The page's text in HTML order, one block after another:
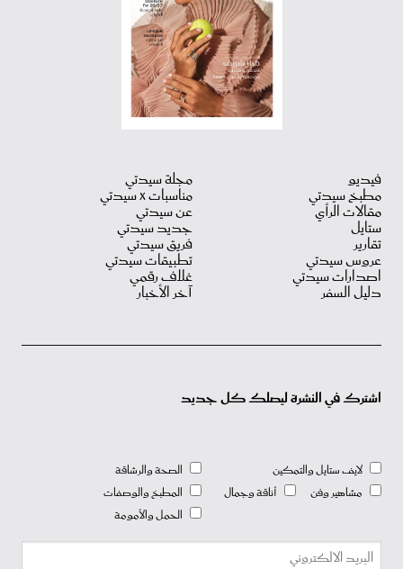
فيديو
مطبخ سيدتي
مقالات الرأي
ستايل
تقارير
عروس سيدتي
اصدارات سيدتي
دليل السفر
مجلة سيدتي
مناسبات X سيدتي
عن سيدتي
جديد سيدتي
فريق سيدتي
تطبيقات سيدتي
غلاف رقمي
آخر الأخبار
اشترك في النشرة ليصلك كل جديد
لايف ستايل والتمكين
مشاهير وفن
أناقة وجمال
الصحة والرشاقة
المطبخ والوصفات
الحمل والأمومة